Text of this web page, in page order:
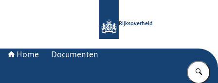
Rijksoverheid
Home Documenten